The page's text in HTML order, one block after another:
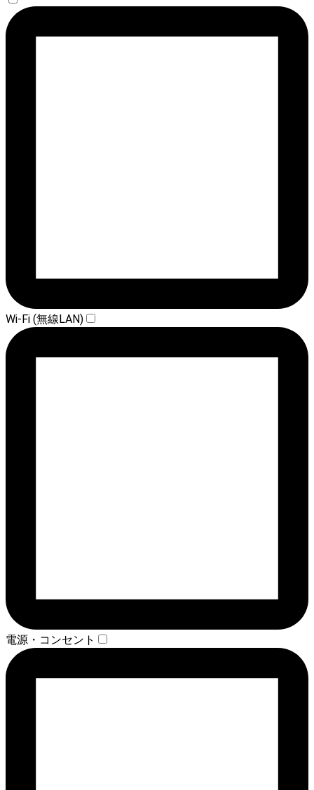
Wi-Fi (無線LAN)
電源・コンセント